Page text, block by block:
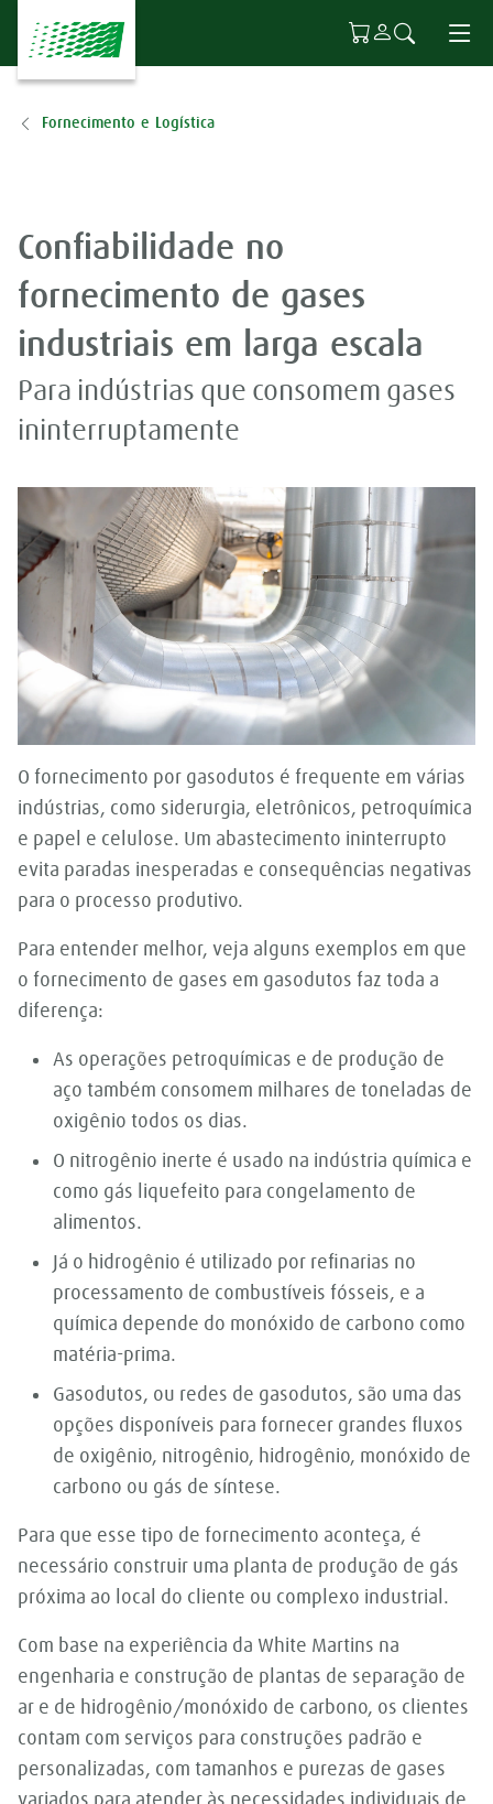
Ir para o conteúdo principal
Fornecimento e Logística
Confiabilidade no
fornecimento de gases
industriais em larga escala
Para indústrias que consomem gases
ininterruptamente
O fornecimento por gasodutos é frequente em várias
indústrias, como siderurgia, eletrônicos, petroquímica
e papel e celulose. Um abastecimento ininterrupto
evita paradas inesperadas e consequências negativas
para o processo produtivo.
Para entender melhor, veja alguns exemplos em que
o fornecimento de gases em gasodutos faz toda a
diferença:
As operações petroquímicas e de produção de
aço também consomem milhares de toneladas de
oxigênio todos os dias.
O nitrogênio inerte é usado na indústria química e
como gás liquefeito para congelamento de
alimentos.
Já o hidrogênio é utilizado por refinarias no
processamento de combustíveis fósseis, e a
química depende do monóxido de carbono como
matéria-prima.
Gasodutos, ou redes de gasodutos, são uma das
opções disponíveis para fornecer grandes fluxos
de oxigênio, nitrogênio, hidrogênio, monóxido de
carbono ou gás de síntese.
Para que esse tipo de fornecimento aconteça, é
necessário construir uma planta de produção de gás
próxima ao local do cliente ou complexo industrial.
Com base na experiência da White Martins na
engenharia e construção de plantas de separação de
ar e de hidrogênio/monóxido de carbono, os clientes
contam com serviços para construções padrão e
personalizadas, com tamanhos e purezas de gases